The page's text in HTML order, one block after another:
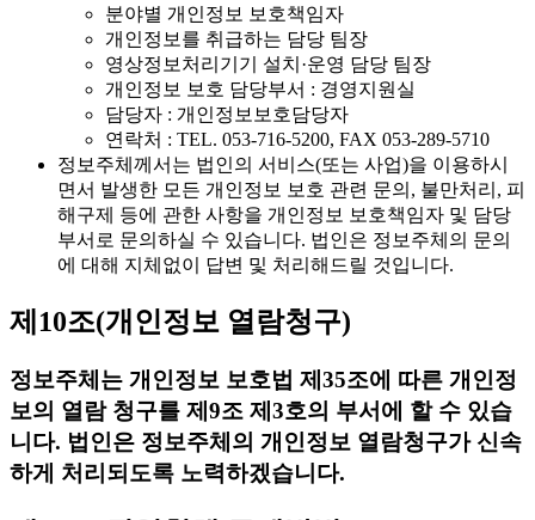
분야별 개인정보 보호책임자
개인정보를 취급하는 담당 팀장
영상정보처리기기 설치·운영 담당 팀장
개인정보 보호 담당부서 : 경영지원실
담당자 : 개인정보보호담당자
연락처 : TEL. 053-716-5200, FAX 053-289-5710
정보주체께서는 법인의 서비스(또는 사업)을 이용하시
면서 발생한 모든 개인정보 보호 관련 문의, 불만처리, 피
해구제 등에 관한 사항을 개인정보 보호책임자 및 담당
부서로 문의하실 수 있습니다. 법인은 정보주체의 문의
에 대해 지체없이 답변 및 처리해드릴 것입니다.
제10조(개인정보 열람청구)
정보주체는 개인정보 보호법 제35조에 따른 개인정
보의 열람 청구를 제9조 제3호의 부서에 할 수 있습
니다. 법인은 정보주체의 개인정보 열람청구가 신속
하게 처리되도록 노력하겠습니다.